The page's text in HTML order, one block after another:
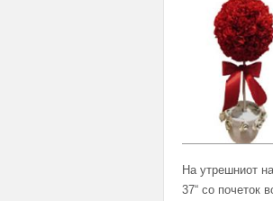
На утрешниот
37“ со почеток